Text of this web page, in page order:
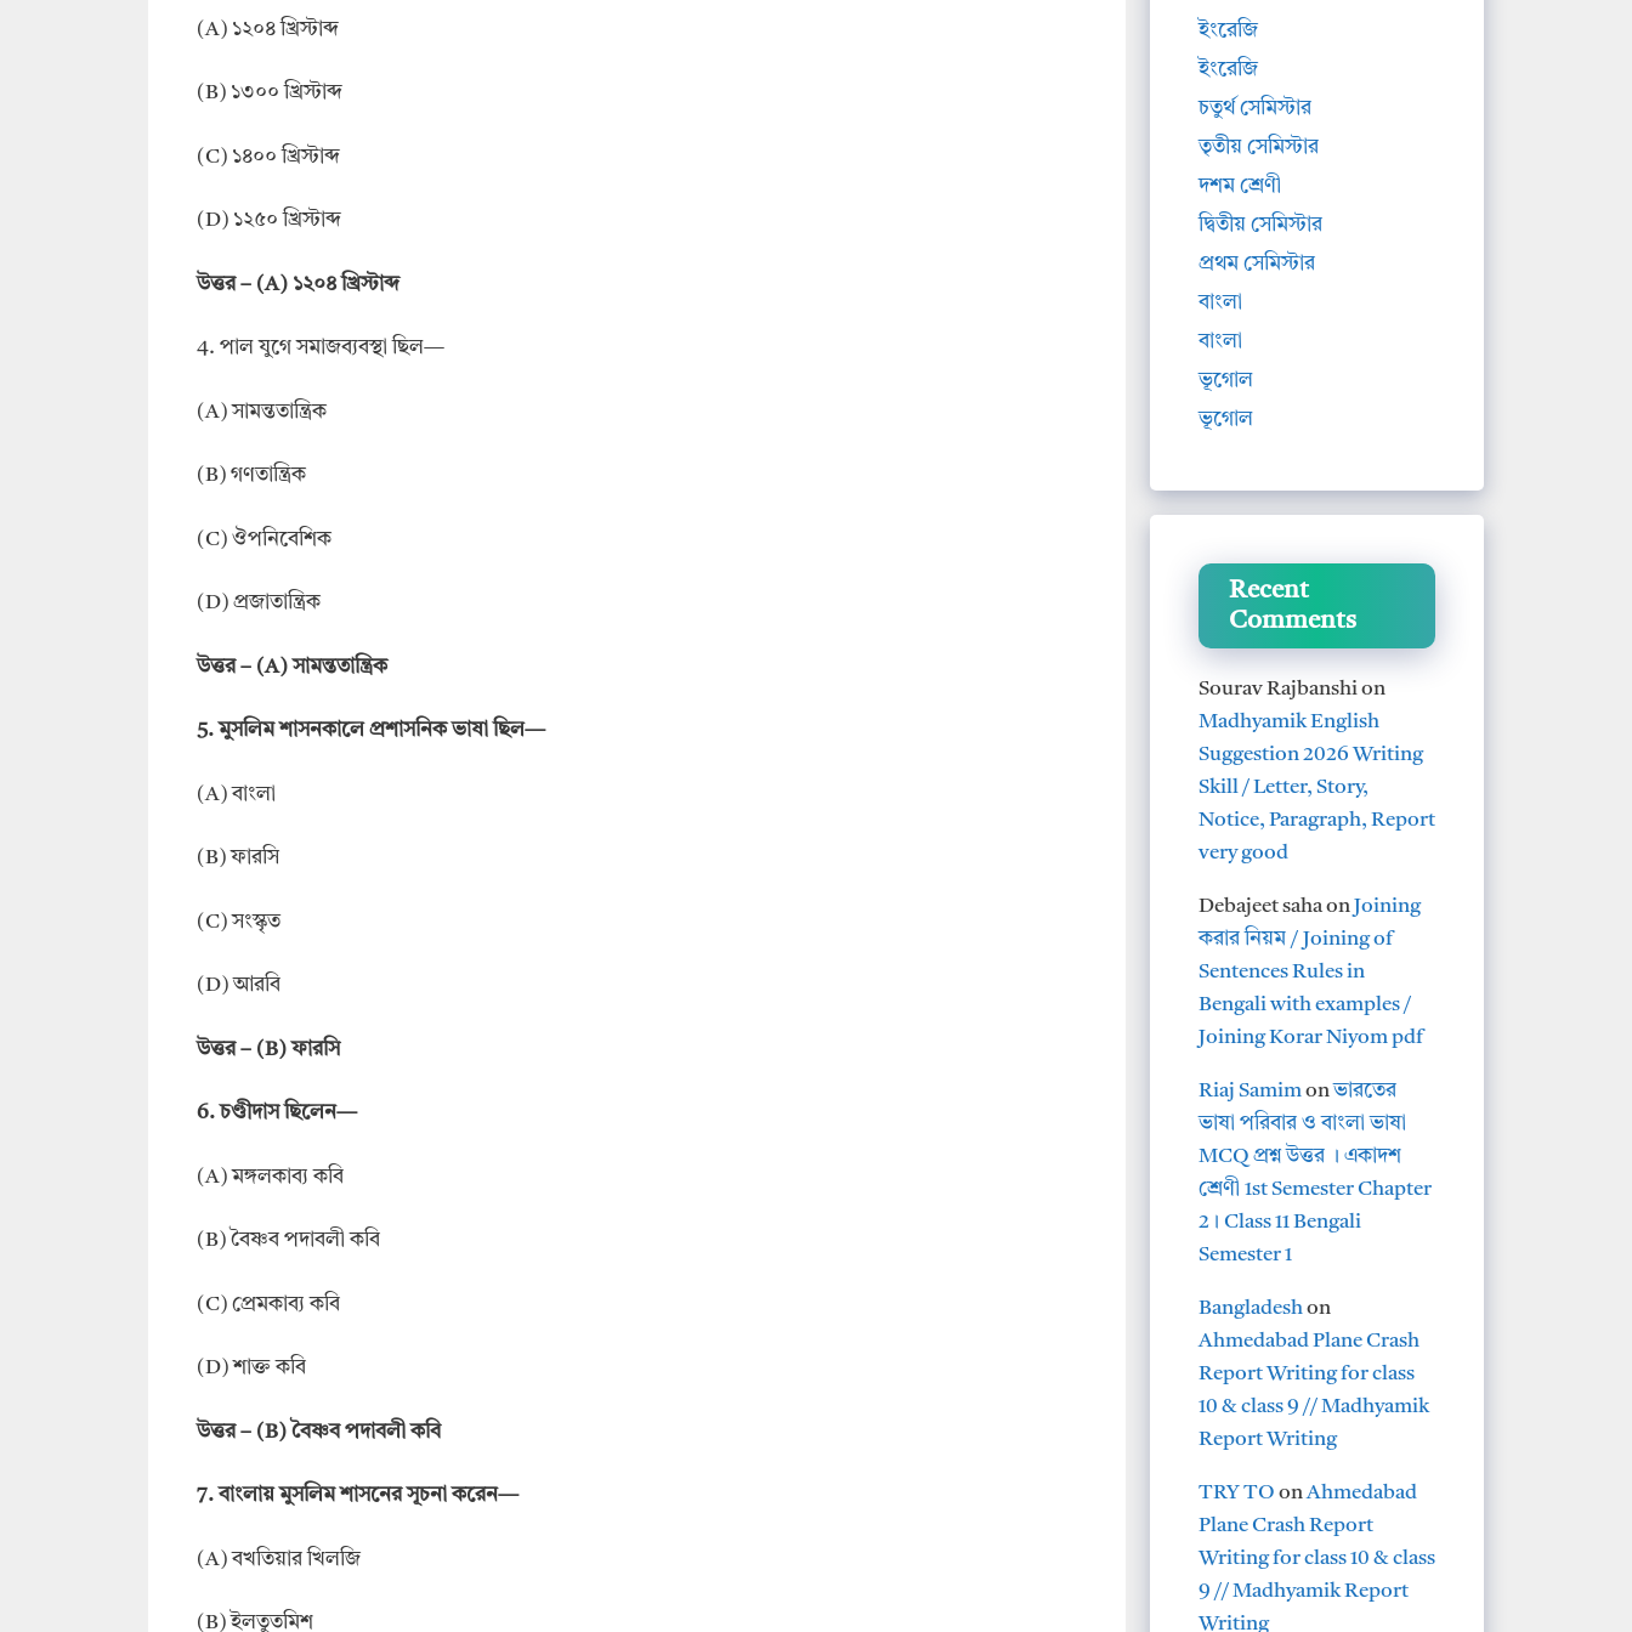
(A) ১২০৪ খ্রিস্টাব্দ
(B) ১৩০০ খ্রিস্টাব্দ
(C) ১৪০০ খ্রিস্টাব্দ
(D) ১২৫০ খ্রিস্টাব্দ
উত্তর – (A) ১২০৪ খ্রিস্টাব্দ
4. পাল যুগে সমাজব্যবস্থা ছিল—
(A) সামন্ততান্ত্রিক
(B) গণতান্ত্রিক
(C) ঔপনিবেশিক
(D) প্রজাতান্ত্রিক
উত্তর – (A) সামন্ততান্ত্রিক
5. মুসলিম শাসনকালে প্রশাসনিক ভাষা ছিল—
(A) বাংলা
(B) ফারসি
(C) সংস্কৃত
(D) আরবি
উত্তর – (B) ফারসি
6. চণ্ডীদাস ছিলেন—
(A) মঙ্গলকাব্য কবি
(B) বৈষ্ণব পদাবলী কবি
(C) প্রেমকাব্য কবি
(D) শাক্ত কবি
উত্তর – (B) বৈষ্ণব পদাবলী কবি
7. বাংলায় মুসলিম শাসনের সূচনা করেন—
(A) বখতিয়ার খিলজি
(B) ইলতুতমিশ
ইংরেজি
ইংরেজি
চতুর্থ সেমিস্টার
তৃতীয় সেমিস্টার
দশম শ্রেণী
দ্বিতীয় সেমিস্টার
প্রথম সেমিস্টার
বাংলা
বাংলা
ভূগোল
ভূগোল
Recent
Comments
Sourav Rajbanshion
Madhyamik English
Suggestion 2026 Writing
Skill / Letter, Story,
Notice, Paragraph, Report
very good
Debajeet sahaonJoining
করার নিয়ম / Joining of
Sentences Rules in
Bengali with examples /
Joining Korar Niyom pdf
Riaj Samimonভারতের
ভাষা পরিবার ও বাংলা ভাষা
MCQ প্রশ্ন উত্তর । একাদশ
শ্রেণী 1st Semester Chapter
2। Class 11 Bengali
Semester 1
Bangladeshon
Ahmedabad Plane Crash
Report Writing for class
10 & class 9 // Madhyamik
Report Writing
TRY TO onAhmedabad
Plane Crash Report
Writing for class 10 & class
9 // Madhyamik Report
Writing